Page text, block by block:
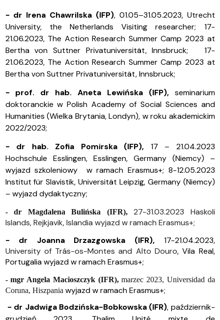
- dr Irena Chawrilska (IFP), 01.05–31.05.2023, Utrecht
University, the Netherlands Visiting researcher; 17-
21.06.2023, The Action Research Summer Camp 2023 at
Bertha von Suttner Privatuniversität, Innsbruck;
17-
21.06.2023, The Action Research Summer Camp 2023 at
Bertha von Suttner Privatuniversität, Innsbruck;
- prof. dr hab. Aneta Lewińska (IFP),seminarium
doktoranckie w Polish Academy of Social Sciences and
Humanities (Wielka Brytania, Londyn), w roku akademickim
2022/2023;
- dr hab. Zofia Pomirska (IFP), 17 – 21.04.2023
Hochschule Esslingen, Esslingen, Germany (Niemcy) –
wyjazd szkoleniowy w ramach Erasmus+; 8-12.05.2023
Institut für Slavistik, Universität Leipzig, Germany (Niemcy)
– wyjazd dydaktyczny;
- dr Magdalena Bulińska (IFR),
27-31.03.2023 Haskoli
Islands, Rejkjavik, Islandia wyjazd w ramach Erasmus+;
- dr Joanna Drzazgowska (IFR),17-21.04.2023,
University of Trás-os-Montes and Alto Douro, Vila Real,
Portugalia wyjazd w ramach Erasmus+;
- mgr Angela Macioszczyk (IFR),marzec 2023, Universidad da
Coruna, Hiszpania wyjazd w ramach Erasmus+;
- dr Jadwiga Bodzińska-Bobkowska (IFR), październik-